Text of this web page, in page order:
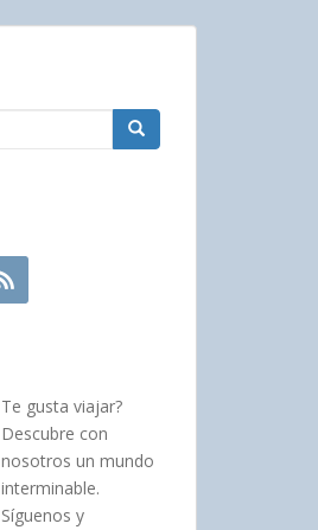
Te gusta viajar?
Descubre con
nosotros un mundo
interminable.
Síguenos y